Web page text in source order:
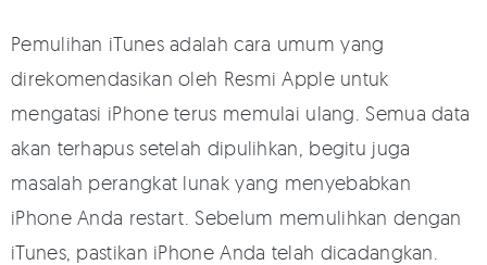
Pemulihan iTunes adalah cara umum yang
direkomendasikan oleh Resmi Apple untuk
mengatasi iPhone terus memulai ulang. Semua data
akan terhapus setelah dipulihkan, begitu juga
masalah perangkat lunak yang menyebabkan
iPhone Anda restart. Sebelum memulihkan dengan
iTunes, pastikan iPhone Anda telah dicadangkan.